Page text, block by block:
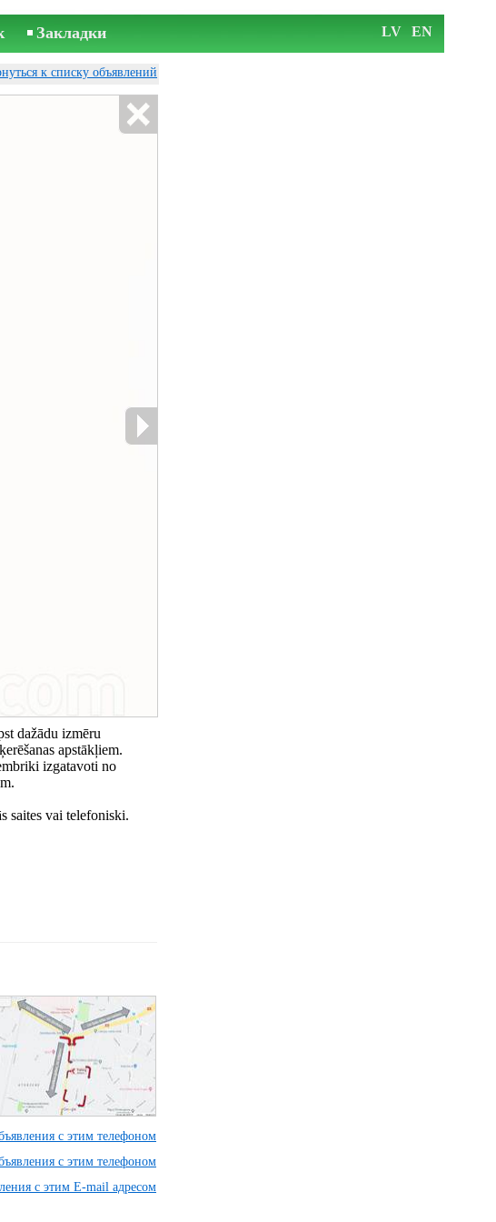
Закладки LV EN
к списку объявлений
dažādu izmēru
apstākļiem.
izgatavoti no
saites vai telefoniski.
с этим телефоном
с этим телефоном
с этим E-mail адресом